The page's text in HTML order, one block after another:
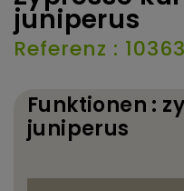
juniperus
Referenz :
Funktionen :
juniperus